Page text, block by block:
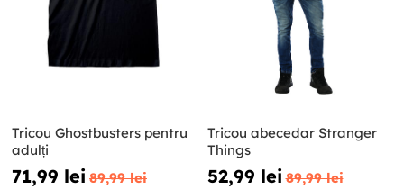
Tricou Ghostbusters pentru
adulți
71,99 lei 89,99 lei
Tricou abecedar Stranger
Things
52,99 lei 89,99 lei